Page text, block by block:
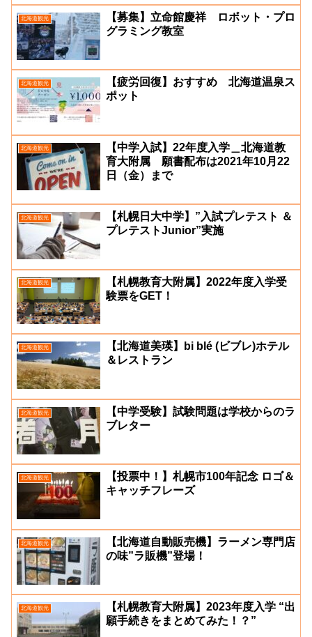
北海道観光
【募集】立命館慶祥 ロボット・プロ
グラミング教室
北海道観光
【疲労回復】おすすめ 北海道温泉ス
ポット
北海道観光
【中学入試】22年度入学＿北海道教
育大附属 願書配布は2021年10月22
日（金）まで
北海道観光
【札幌日大中学】”入試プレテスト ＆
プレテストJunior”実施
北海道観光
【札幌教育大附属】2022年度入学受
験票をGET！
北海道観光
【北海道美瑛】bi blé (ビブレ)ホテル
＆レストラン
北海道観光
【中学受験】試験問題は学校からのラ
ブレター
北海道観光
【投票中！】札幌市100年記念 ロゴ＆
キャッチフレーズ
北海道観光
【北海道自動販売機】ラーメン専門店
の味”ラ販機”登場！
北海道観光
【札幌教育大附属】2023年度入学 “出
願手続きをまとめてみた！？”